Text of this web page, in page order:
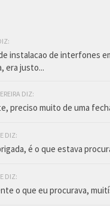
instalacao de interfones
era justo...
DIZ:
preciso muito de uma
DIZ:
é o que estava
DIZ:
o que eu procurava,